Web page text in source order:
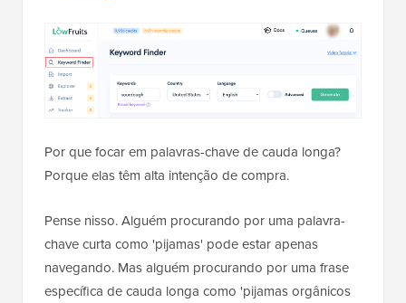
Por que focar em palavras-chave de cauda longa?
Porque elas têm alta intenção de compra.
Pense nisso. Alguém procurando por uma palavra-
chave curta como 'pijamas' pode estar apenas
navegando. Mas alguém procurando por uma frase
específica de cauda longa como 'pijamas orgânicos